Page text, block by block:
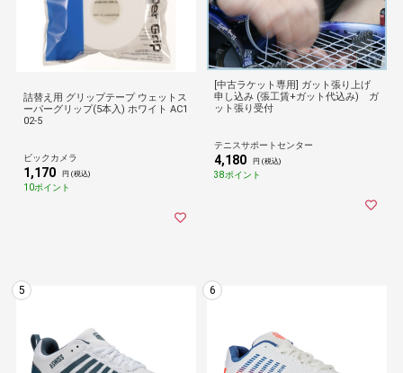
詰替え用 グリップテープ ウェットス
ーパーグリップ(5本入) ホワイト AC1
02-5
ビックカメラ
1,170 円 (税込)
10ポイント
[中古ラケット専用] ガット張り上げ
申し込み (張工賃+ガット代込み) ガ
ット張り受付
テニスサポートセンター
4,180 円 (税込)
38ポイント
5 6